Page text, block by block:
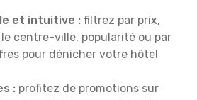
et intuitive : filtrez par prix,
centre-ville, popularité ou par
pour dénicher votre hôtel
: profitez de promotions sur